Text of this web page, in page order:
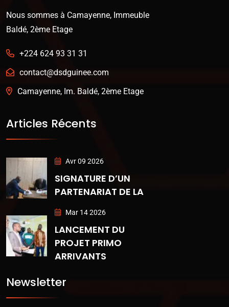
Nous sommes à Camayenne, Immeuble
Baldé, 2ème Etage
+224 624 93 31 31
contact@dsdguinee.com
Camayenne, Im. Baldé, 2ème Etage
Articles Récents
Avr 09 2026
SIGNATURE D’UN
PARTENARIAT DE LA
Mar 14 2026
LANCEMENT DU
PROJET PRIMO
ARRIVANTS
Newsletter